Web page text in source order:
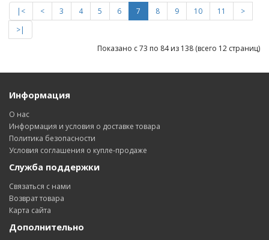
|< < 3 4 5 6 7 8 9 10 11
>
>|
Показано с 73 по 84 из 138 (всего 12 страниц)
Информация
О нас
Информация и условия о доставке товара
Политика безопасности
Условия соглашения о купле-продаже
Служба поддержки
Связаться с нами
Возврат товара
Карта сайта
Дополнительно